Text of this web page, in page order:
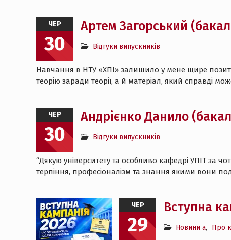
ЧЕР
30
Артем Загорський
Відгуки випускників
Навчання в НТУ «ХПІ» залишило у мене щире
теорію заради теорії, а й матеріал, який справді
ЧЕР
30
Андрієнко Данило
Відгуки випускників
“Дякую університету та особливо кафедрі УПІТ за
терпіння, професіоналізм та знання якими вони
ЧЕР
29
Вступна
Новини а, Про